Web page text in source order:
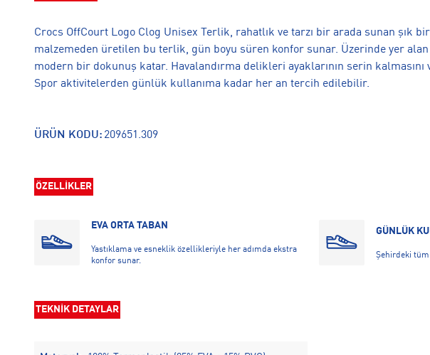
Crocs OffCourt Logo Clog Unisex Terlik, rahatlık ve tarzı bir arada sunan şık
malzemeden üretilen bu terlik, gün boyu süren konfor sunar. Üzerinde yer alan
modern bir dokunuş katar. Havalandırma delikleri ayaklarının serin kalmasını
Spor aktivitelerden günlük kullanıma kadar her an tercih edilebilir.
ÜRÜN KODU: 209651.309
ÖZELLİKLER
EVA ORTA TABAN
Yastıklama ve esneklik özellikleriyle her adımda ekstra
konfor sunar.
GÜNLÜK
Şehirdeki
TEKNİK DETAYLAR